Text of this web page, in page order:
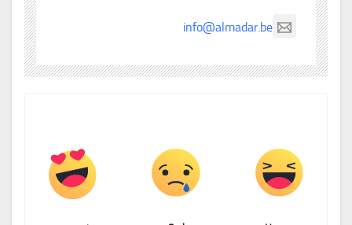
info@almadar.be